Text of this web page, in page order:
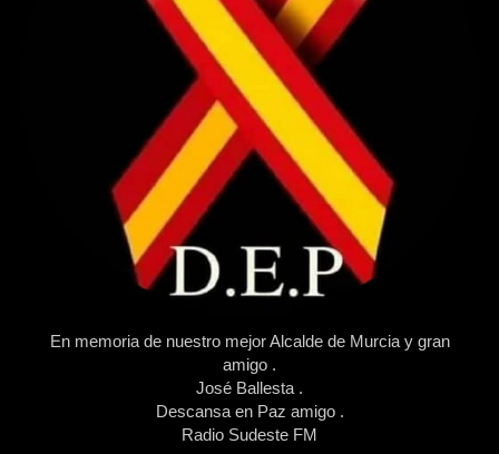
En memoria de nuestro mejor Alcalde de Murcia y gran
amigo .
José Ballesta .
Descansa en Paz amigo .
Radio Sudeste FM